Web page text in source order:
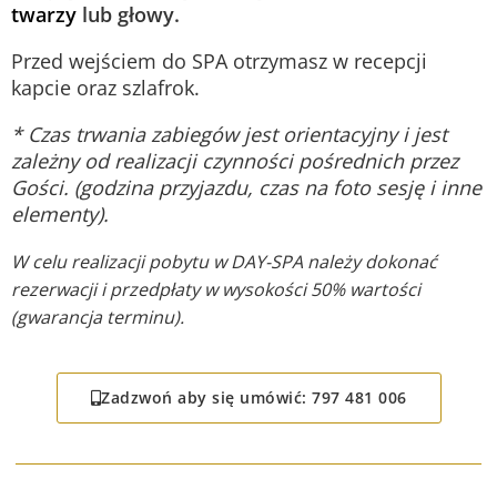
twarzy lub głowy.
Przed wejściem do SPA otrzymasz w recepcji
kapcie oraz szlafrok.
* Czas trwania zabiegów jest orientacyjny i jest
zależny od realizacji czynności pośrednich przez
Gości. (godzina przyjazdu, czas na foto sesję i inne
elementy).
W celu realizacji pobytu w DAY-SPA należy dokonać
rezerwacji i przedpłaty w wysokości 50% wartości
(gwarancja terminu).
Zadzwoń aby się umówić: 797 481 006